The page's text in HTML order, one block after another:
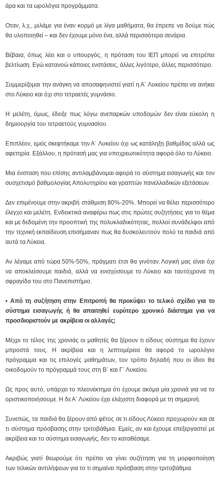
άρα και τα ωρολόγια προγράμματα.
Οταν, λ.χ., μιλάμε για έναν κορμό με λίγα μαθήματα, θα έπρεπε να δούμε πώς
θα υλοποιηθεί – και δεν έχουμε μόνο ένα, αλλά περισσότερα σενάρια.
Βέβαια, όπως λέει και ο υπουργός, η πρόταση του ΙΕΠ μπορεί να επιτρέπει
βελτίωση. Εγώ κατανοώ κάποιες ενστάσεις, άλλες λιγότερο, άλλες περισσότερο.
Συμμερίζομαι την ανάγκη να αποσαφηνιστεί γιατί η Α΄ Λυκείου πρέπει να ανήκει
στο Λύκειο και όχι στο τετραετές γυμνάσιο.
Η μελέτη, όμως, έδειξε πως λόγω ανεπαρκών υποδομών δεν είναι εύκολη η
δημιουργία του τετραετούς γυμνασίου.
Επιπλέον, εμείς σκεφτήκαμε την Α΄ Λυκείου όχι ως κατάληξη βαθμίδας αλλά ως
αφετηρία. Εξάλλου, η πρότασή μας για υποχρεωτικότητα αφορά όλο το Λύκειο.
Μια ένσταση που επίσης αντιλαμβάνομαι αφορά το σύστημα εισαγωγής και τον
συσχετισμό βαθμολογίας Απολυτηρίου και γραπτών πανελλαδικών εξετάσεων.
Δεν επιμένουμε στην ακριβή στάθμιση 80%-20%. Μπορεί να θέλει περισσότερο
έλεγχο και μελέτη. Ενδεικτικά αναφέρω πως στις πρώτες συζητήσεις για το θέμα
και με δεδομένη την προοπτική της πολυκλαδικότητας, πολλοί συνάδελφοι από
την τεχνική εκπαίδευση επισήμαναν πως θα δυσκολευτούν πολύ τα παιδιά από
αυτά τα Λύκεια.
Αν λέγαμε από τώρα 50%-50%, πράγματι έτσι θα γινόταν. Λογική μας είναι όχι
να αποκλείσουμε παιδιά, αλλά να ενισχύσουμε το Λύκειο και ταυτόχρονα τη
σφραγίδα του στο Πανεπιστήμιο.
• Από τη συζήτηση στην Επιτροπή θα προκύψει το τελικό σχέδιο για το
σύστημα εισαγωγής ή θα απαιτηθεί ευρύτερο χρονικό διάστημα για να
προσδιοριστούν με ακρίβεια οι αλλαγές;
Μέχρι το τέλος της χρονιάς οι μαθητές θα ξέρουν τι είδους σύστημα θα έχουν
μπροστά τους. Η ακρίβεια και η λεπτομέρεια θα αφορά το ωρολόγιο
πρόγραμμα και τις επιλογές μαθημάτων, τον τρόπο δηλαδή που οι ίδιοι θα
οικοδομούν το πρόγραμμά τους στη Β΄ και Γ΄ Λυκείου.
Ως προς αυτό, υπάρχει το πλεονέκτημα ότι έχουμε ακόμα μία χρονιά για να το
οριστικοποιήσουμε. Η δε Α΄ Λυκείου έχει ελάχιστη διαφορά με τη σημερινή.
Συνεπώς, τα παιδιά θα ξέρουν από φέτος σε τι είδους Λύκειο προχωρούν και σε
τι σύστημα πρόσβασης στην τριτοβάθμια. Εμείς, αν και έχουμε επεξεργαστεί με
ακρίβεια και το σύστημα εισαγωγής, δεν το καταθέσαμε.
Ακριβώς γιατί θεωρούμε ότι πρέπει να γίνει συζήτηση για τη μορφοποίηση
των τελικών αντιλήψεων για το τι σημαίνει πρόσβαση στην τριτοβάθμια.